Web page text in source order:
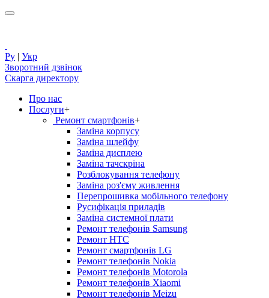
Ру | Укр
Зворотний дзвінок
Скарга директору
Про нас
Послуги+
Ремонт смартфонів+
Заміна корпусу
Заміна шлейфу
Заміна дисплею
Заміна тачскріна
Розблокування телефону
Заміна роз'єму живлення
Перепрошивка мобільного телефону
Русифікація приладів
Заміна системної плати
Ремонт телефонів Samsung
Ремонт HTC
Ремонт смартфонів LG
Ремонт телефонів Nokia
Ремонт телефонів Motorola
Ремонт телефонів Xiaomi
Ремонт телефонів Meizu